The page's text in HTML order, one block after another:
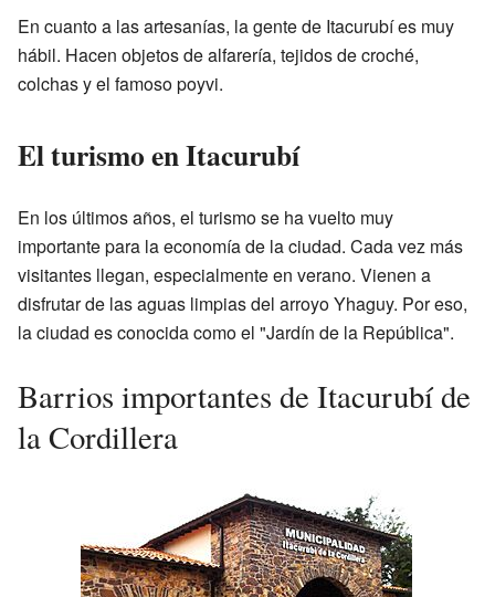
En cuanto a las artesanías, la gente de Itacurubí es muy
hábil. Hacen objetos de alfarería, tejidos de croché,
colchas y el famoso poyvi.
El turismo en Itacurubí
En los últimos años, el turismo se ha vuelto muy
importante para la economía de la ciudad. Cada vez más
visitantes llegan, especialmente en verano. Vienen a
disfrutar de las aguas limpias del arroyo Yhaguy. Por eso,
la ciudad es conocida como el "Jardín de la República".
Barrios importantes de Itacurubí de
la Cordillera